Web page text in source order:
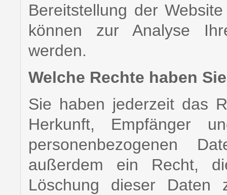
Bereitstellung der
können zur Analyse
werden.
Welche Rechte haben
Sie haben jederzeit das
Herkunft, Empfänger
personenbezogenen
außerdem ein Recht,
Löschung dieser Daten